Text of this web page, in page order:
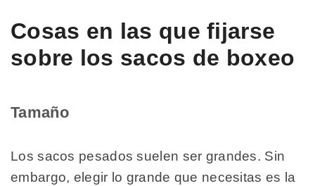
Cosas en las que fijarse
sobre los sacos de boxeo
Tamaño
Los sacos pesados suelen ser grandes. Sin
embargo, elegir lo grande que necesitas es la